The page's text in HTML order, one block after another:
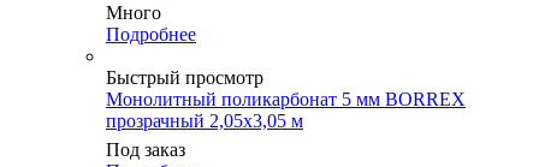
Много
Подробнее
Быстрый просмотр
Монолитный поликарбонат 5 мм BORREX
прозрачный 2,05х3,05 м
Под заказ